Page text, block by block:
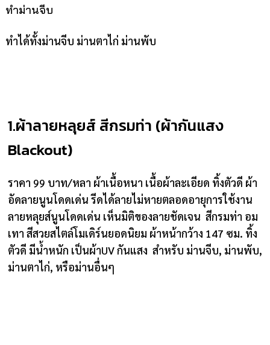
ทำม่านจีบ
ทำได้ทั้งม่านจีบ ม่านตาไก่ ม่านพับ
1.ผ้าลายหลุยส์ สีกรมท่า (ผ้ากันแสง
Blackout)
ราคา 99 บาท/หลา ผ้าเนื้อหนา เนื้อผ้าละเอียด ทิ้งตัวดี ผ้า
อัดลายนูนโดดเด่น รีดได้ลายไม่หายตลอดอายุการใช้งาน
ลายหลุยส์นูนโดดเด่น เห็นมิติของลายชัดเจน สีกรมท่า อม
เทา สีสวยสไตล์โมเดิร์นยอดนิยม ผ้าหน้ากว้าง 147 ซม. ทิ้ง
ตัวดี มีน้ำหนัก เป็นผ้าUV กันแสง สำหรับ ม่านจีบ, ม่านพับ,
ม่านตาไก่, หรือม่านอื่นๆ